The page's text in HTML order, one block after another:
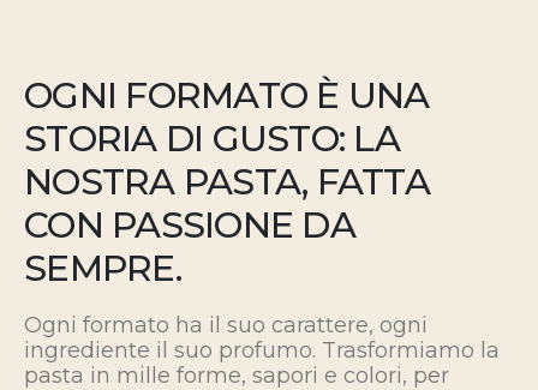
OGNI FORMATO È UNA
STORIA DI GUSTO: LA
NOSTRA PASTA, FATTA
CON PASSIONE DA
SEMPRE.
Ogni formato ha il suo carattere, ogni
ingrediente il suo profumo. Trasformiamo la
pasta in mille forme, sapori e colori, per